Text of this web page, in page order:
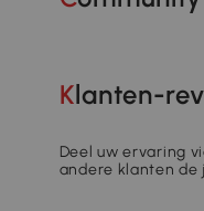
Klanten-
Deel uw ervaring
andere klanten de